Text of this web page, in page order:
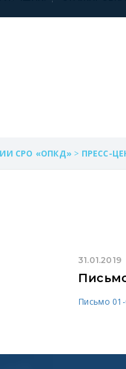
СРО «ОПКД» > ПРЕСС-
31.01.2019
Письмо